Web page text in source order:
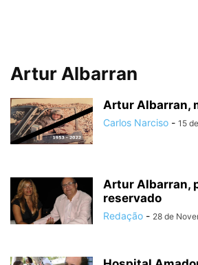
Artur Albarran
Artur Albarran,
Carlos Narciso - 15
Artur Albarran,
reservado
Redação - 28 de